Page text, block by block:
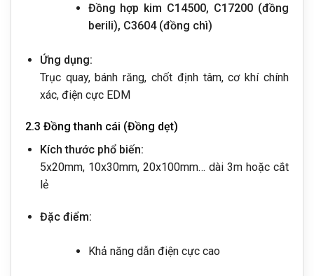
Đồng hợp kim C14500, C17200 (đồng
berili), C3604 (đồng chì)
Ứng dụng:
Trục quay, bánh răng, chốt định tâm, cơ khí chính
xác, điện cực EDM
2.3 Đồng thanh cái (Đồng dẹt)
Kích thước phổ biến:
5x20mm, 10x30mm, 20x100mm… dài 3m hoặc cắt
lẻ
Đặc điểm:
Khả năng dẫn điện cực cao